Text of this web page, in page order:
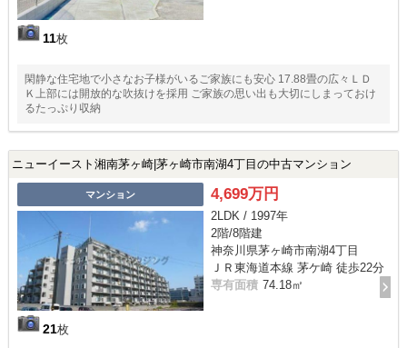
11枚
閑静な住宅地で小さなお子様がいるご家族にも安心 17.88畳の広々ＬＤ
Ｋ上部には開放的な吹抜けを採用 ご家族の思い出も大切にしまっておけ
るたっぷり収納
ニューイースト湘南茅ヶ崎|茅ヶ崎市南湖4丁目の中古マンション
マンション
21枚
4,699万円
2LDK / 1997年
2階/8階建
神奈川県茅ヶ崎市南湖4丁目
ＪＲ東海道本線 茅ケ崎 徒歩22分
専有面積 74.18㎡